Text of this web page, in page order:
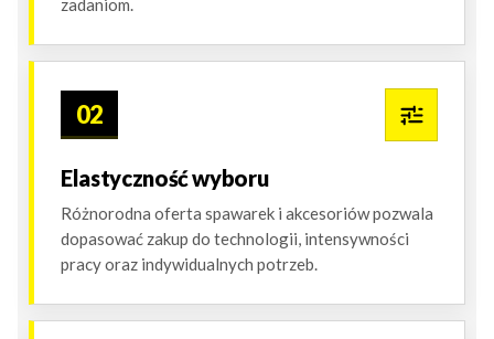
zadaniom.
02
Elastyczność wyboru
Różnorodna oferta spawarek i akcesoriów pozwala
dopasować zakup do technologii, intensywności
pracy oraz indywidualnych potrzeb.